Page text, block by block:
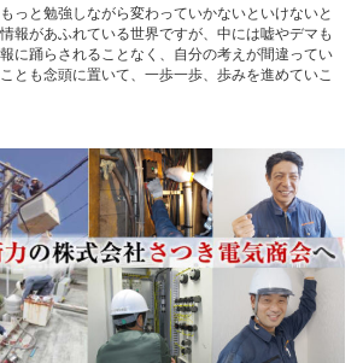
っと勉強しながら変わっていかないといけないと
報があふれている世界ですが、中には嘘やデマも
に踊らされることなく、自分の考えが間違ってい
とも念頭に置いて、一歩一歩、歩みを進めていこ